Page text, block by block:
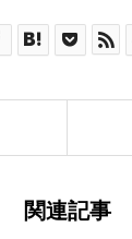
関連記事